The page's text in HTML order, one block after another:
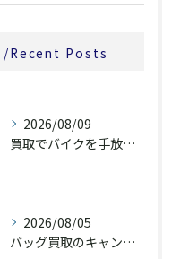
Recent Posts
2026/08/09
買取でバイクを手放すなら奈良県橿原市大和郡山市の高額査定ポイントを解説
2026/08/05
バッグ買取のキャンペーンで奈良県橿原市でお得に売るための条件と注意点徹底ガイド